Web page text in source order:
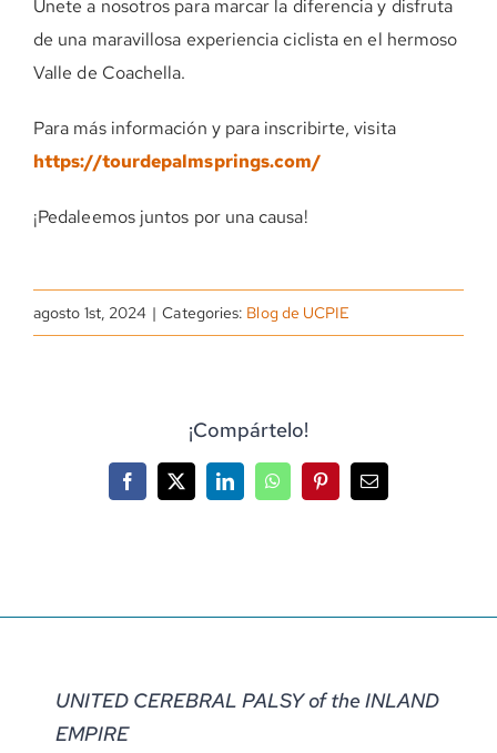
Únete a nosotros para marcar la diferencia y disfruta
de una maravillosa experiencia ciclista en el hermoso
Valle de Coachella.
Para más información y para inscribirte, visita
https://tourdepalmsprings.com/
¡Pedaleemos juntos por una causa!
agosto 1st, 2024 | Categories: Blog de UCPIE
¡Compártelo!
Facebook
X LinkedInWhatsAppPinterestCorreo
electrónico
UNITED CEREBRAL PALSY of the INLAND
EMPIRE